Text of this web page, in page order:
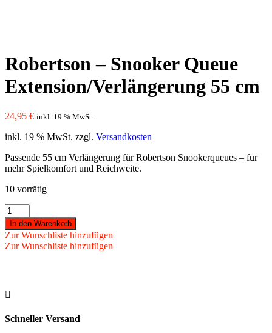
Robertson – Snooker Queue
Extension/Verlängerung 55 cm
24,95 € inkl. 19 % MwSt.
inkl. 19 % MwSt. zzgl. Versandkosten
Passende 55 cm Verlängerung für Robertson Snookerqueues – für
mehr Spielkomfort und Reichweite.
10 vorrätig
Robertson
-
Snooker
Queue
Extension/Verlängerung
In den Warenkorb
Zur Wunschliste hinzufügen
Zur Wunschliste hinzufügen

Schneller Versand